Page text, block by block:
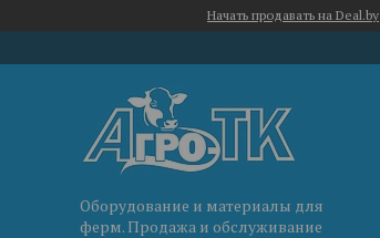
Начать продавать на Deal.by
Оборудование и материалы для
ферм. Продажа и обслуживание